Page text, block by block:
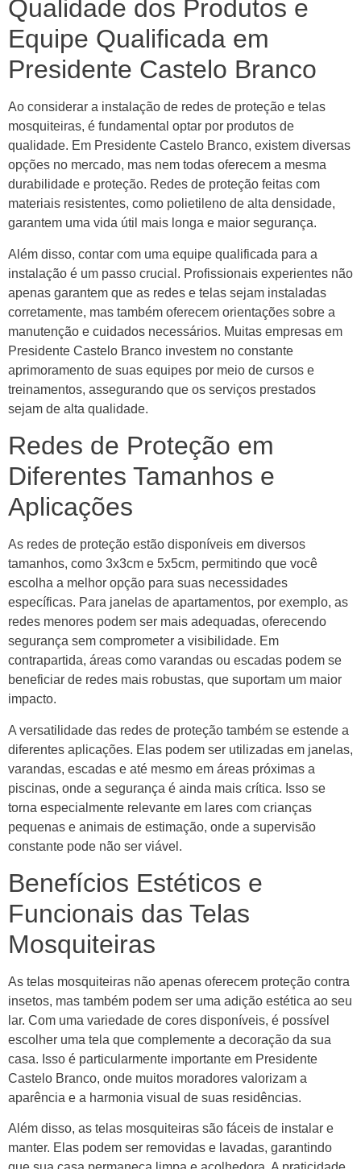
Qualidade dos Produtos e
Equipe Qualificada em
Presidente Castelo Branco
Ao considerar a instalação de redes de proteção e telas
mosquiteiras, é fundamental optar por produtos de
qualidade. Em Presidente Castelo Branco, existem diversas
opções no mercado, mas nem todas oferecem a mesma
durabilidade e proteção. Redes de proteção feitas com
materiais resistentes, como polietileno de alta densidade,
garantem uma vida útil mais longa e maior segurança.
Além disso, contar com uma equipe qualificada para a
instalação é um passo crucial. Profissionais experientes não
apenas garantem que as redes e telas sejam instaladas
corretamente, mas também oferecem orientações sobre a
manutenção e cuidados necessários. Muitas empresas em
Presidente Castelo Branco investem no constante
aprimoramento de suas equipes por meio de cursos e
treinamentos, assegurando que os serviços prestados
sejam de alta qualidade.
Redes de Proteção em
Diferentes Tamanhos e
Aplicações
As redes de proteção estão disponíveis em diversos
tamanhos, como 3x3cm e 5x5cm, permitindo que você
escolha a melhor opção para suas necessidades
específicas. Para janelas de apartamentos, por exemplo, as
redes menores podem ser mais adequadas, oferecendo
segurança sem comprometer a visibilidade. Em
contrapartida, áreas como varandas ou escadas podem se
beneficiar de redes mais robustas, que suportam um maior
impacto.
A versatilidade das redes de proteção também se estende a
diferentes aplicações. Elas podem ser utilizadas em janelas,
varandas, escadas e até mesmo em áreas próximas a
piscinas, onde a segurança é ainda mais crítica. Isso se
torna especialmente relevante em lares com crianças
pequenas e animais de estimação, onde a supervisão
constante pode não ser viável.
Benefícios Estéticos e
Funcionais das Telas
Mosquiteiras
As telas mosquiteiras não apenas oferecem proteção contra
insetos, mas também podem ser uma adição estética ao seu
lar. Com uma variedade de cores disponíveis, é possível
escolher uma tela que complemente a decoração da sua
casa. Isso é particularmente importante em Presidente
Castelo Branco, onde muitos moradores valorizam a
aparência e a harmonia visual de suas residências.
Além disso, as telas mosquiteiras são fáceis de instalar e
manter. Elas podem ser removidas e lavadas, garantindo